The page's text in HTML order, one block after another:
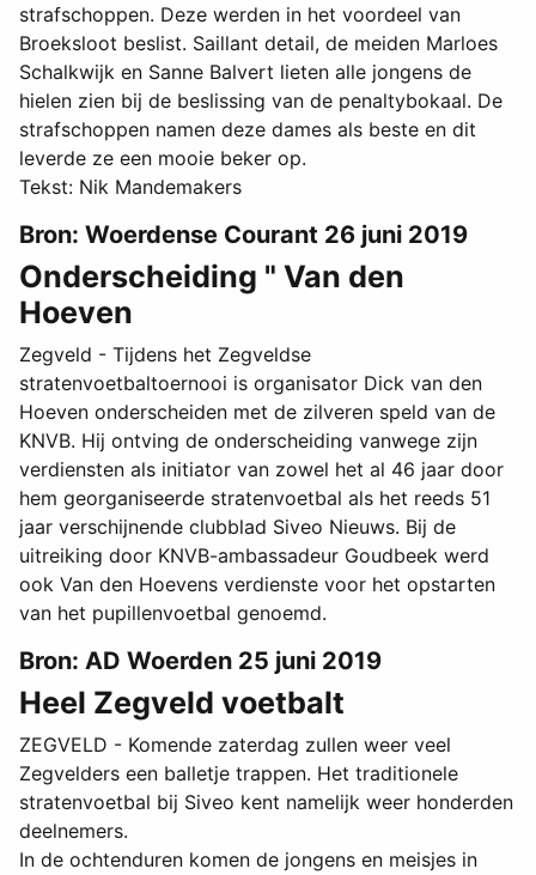
strafschoppen. Deze werden in het voordeel van
Broeksloot beslist. Saillant detail, de meiden Marloes
Schalkwijk en Sanne Balvert lieten alle jongens de
hielen zien bij de beslissing van de penaltybokaal. De
strafschoppen namen deze dames als beste en dit
leverde ze een mooie beker op.
Tekst: Nik Mandemakers
Bron: Woerdense Courant 26 juni 2019
Onderscheiding " Van den
Hoeven
Zegveld - Tijdens het Zegveldse
stratenvoetbaltoernooi is organisator Dick van den
Hoeven onderscheiden met de zilveren speld van de
KNVB. Hij ontving de onderscheiding vanwege zijn
verdiensten als initiator van zowel het al 46 jaar door
hem georganiseerde stratenvoetbal als het reeds 51
jaar verschijnende clubblad Siveo Nieuws. Bij de
uitreiking door KNVB-ambassadeur Goudbeek werd
ook Van den Hoevens verdienste voor het opstarten
van het pupillenvoetbal genoemd.
Bron: AD Woerden 25 juni 2019
Heel Zegveld voetbalt
ZEGVELD - Komende zaterdag zullen weer veel
Zegvelders een balletje trappen. Het traditionele
stratenvoetbal bij Siveo kent namelijk weer honderden
deelnemers.
In de ochtenduren komen de jongens en meisjes in